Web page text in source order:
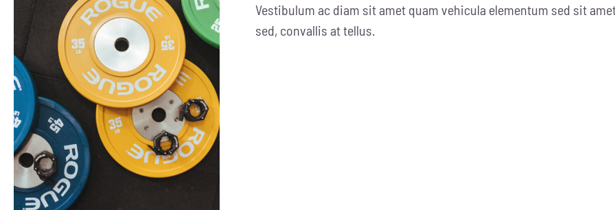
SELECT OPTIONS / DETAILS
Vestibulum ac diam sit amet quam vehicula elementum sed sit
sed, convallis at tellus.